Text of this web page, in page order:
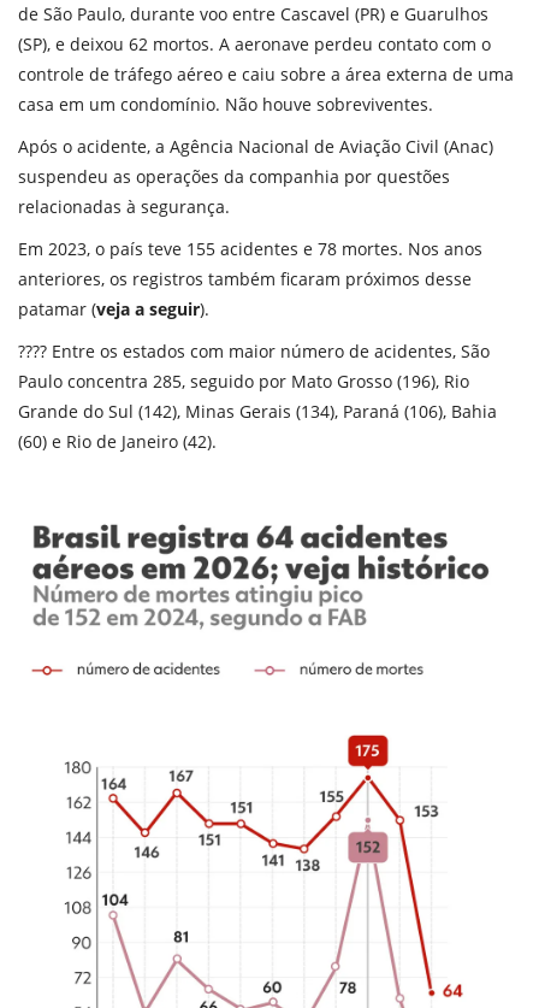
de São Paulo, durante voo entre Cascavel (PR) e Guarulhos
(SP), e deixou 62 mortos. A aeronave perdeu contato com o
controle de tráfego aéreo e caiu sobre a área externa de uma
casa em um condomínio. Não houve sobreviventes.
Após o acidente, a Agência Nacional de Aviação Civil (Anac)
suspendeu as operações da companhia por questões
relacionadas à segurança.
Em 2023, o país teve 155 acidentes e 78 mortes. Nos anos
anteriores, os registros também ficaram próximos desse
patamar (veja a seguir).
???? Entre os estados com maior número de acidentes, São
Paulo concentra 285, seguido por Mato Grosso (196), Rio
Grande do Sul (142), Minas Gerais (134), Paraná (106), Bahia
(60) e Rio de Janeiro (42).